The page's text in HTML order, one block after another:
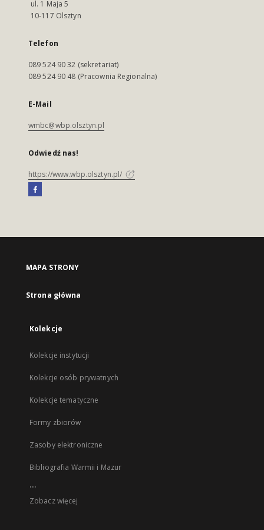
ul. 1 Maja 5
10-117 Olsztyn
Telefon
089 524 90 32 (sekretariat)
089 524 90 48 (Pracownia Regionalna)
E-Mail
wmbc@wbp.olsztyn.pl
Odwiedź nas!
https://www.wbp.olsztyn.pl/
MAPA STRONY
Strona główna
Kolekcje
Kolekcje instytucji
Kolekcje osób prywatnych
Kolekcje tematyczne
Formy zbiorów
Zasoby elektroniczne
Bibliografia Warmii i Mazur
...
Zobacz więcej